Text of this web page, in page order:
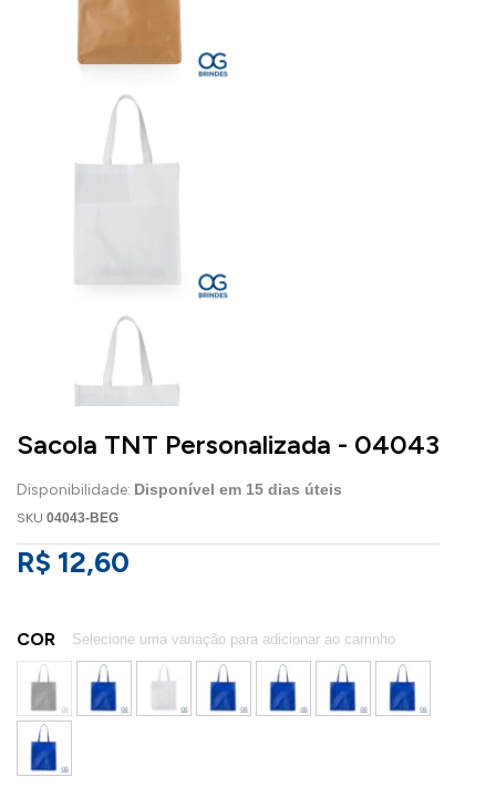
Sacola TNT Personalizada - 04043
Disponibilidade: Disponível em 15 dias úteis
SKU 04043-BEG
R$ 12,60
COR